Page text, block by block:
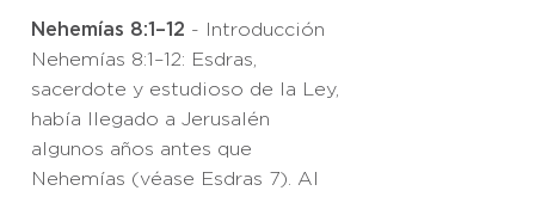
Nehemías 8:1–12 - Introducción
Nehemías 8:1–12: Esdras,
sacerdote y estudioso de la Ley,
había llegado a Jerusalén
algunos años antes que
Nehemías (véase Esdras 7). Al